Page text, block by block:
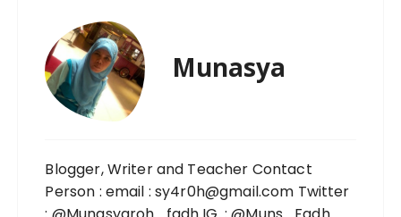
Munasya
Blogger, Writer and Teacher Contact
Person : email : sy4r0h@gmail.com Twitter